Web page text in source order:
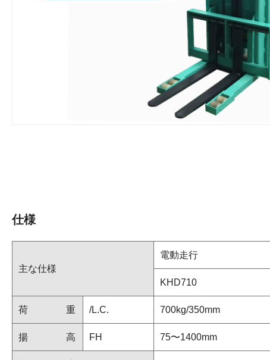
仕様
主な仕様
電動走行
KHD710
荷 重 /L.C. 700kg/350mm
揚 高 FH 75〜1400mm